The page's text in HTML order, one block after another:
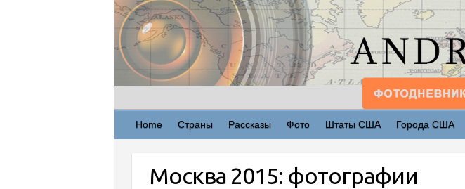
Home Страны Рассказы Фото Штаты США Города США
Москва 2015: фотографии